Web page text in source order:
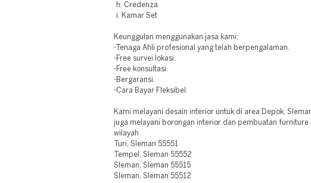
h. Credenza
i. Kamar Set
Keunggulan menggunakan jasa kami:
-Tenaga Ahli profesional yang telah berpengalaman.
-Free survei lokasi.
-Free konsultasi.
-Bergaransi.
-Cara Bayar Fleksibel.
Kami melayani desain interior untuk di area Depok,
juga melayani borongan interior dan pembuatan furniture
wilayah
Turi, Sleman 55551
Tempel, Sleman 55552
Sleman, Sleman 55515
Sleman, Sleman 55512